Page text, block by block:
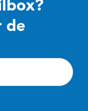
de